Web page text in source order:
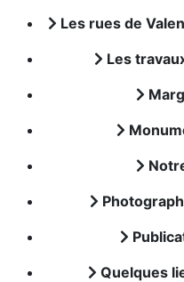
Les rues de
Les
Quelques